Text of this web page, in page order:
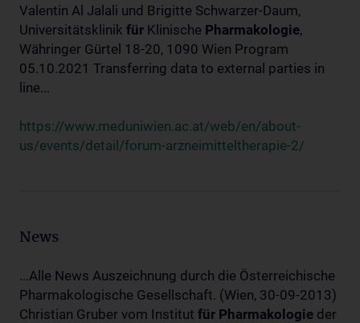
Valentin Al Jalali und Brigitte Schwarzer-Daum,
Universitätsklinik für Klinische Pharmakologie,
Währinger Gürtel 18-20, 1090 Wien Program
05.10.2021 Transferring data to external parties in
line...
https://www.meduniwien.ac.at/web/en/about-
us/events/detail/forum-arzneimitteltherapie-2/
News
...Alle News Auszeichnung durch die Österreichische
Pharmakologische Gesellschaft. (Wien, 30-09-2013)
Christian Gruber vom Institut für Pharmakologie der